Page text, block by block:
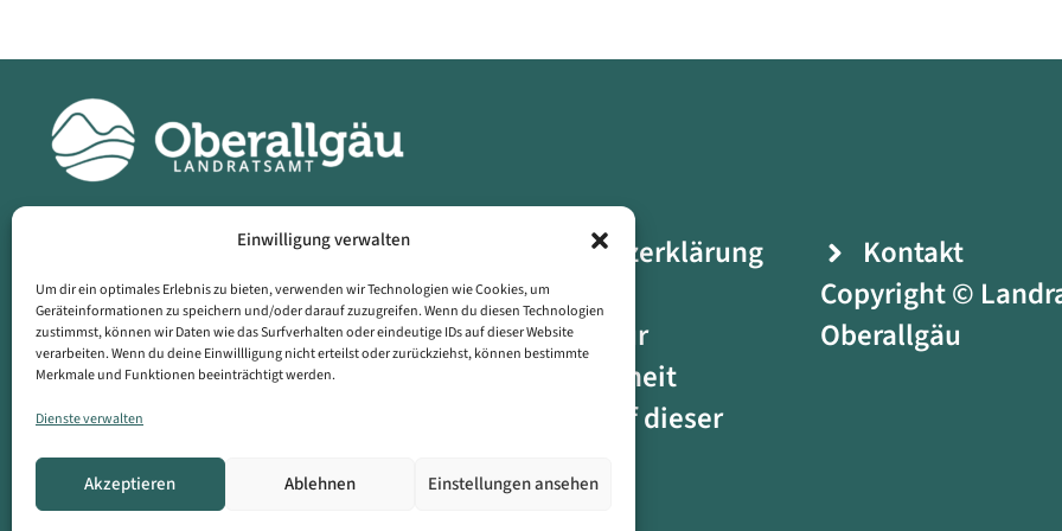
Einwilligung verwalten
Um dir ein optimales Erlebnis zu bieten, verwenden wir Technologien wie Cookies, um
Geräteinformationen zu speichern und/oder darauf zuzugreifen. Wenn du diesen Technologien
zustimmst, können wir Daten wie das Surfverhalten oder eindeutige IDs auf dieser Website
verarbeiten. Wenn du deine Einwillligung nicht erteilst oder zurückziehst, können bestimmte
Merkmale und Funktionen beeinträchtigt werden.
Dienste verwalten
Akzeptieren Ablehnen Einstellungen ansehen
Oberallgäu
Oberallgäuer Platz
2
87527 Sonthofen
Datenschutzerklärung
Impressum
Erklärung zur
Barrierefreiheit
Symbole auf dieser
Kontakt
Copyright ©
Oberallgäu